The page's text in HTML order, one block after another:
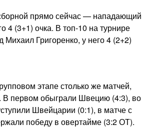
прямо сейчас — нападающий
4 (3+1) очка. В топ-10 на турнире
Григоренко, у него 4 (2+2)
этапе столько же матчей,
В первом обыграли Швецию (4:3), во
Швейцарии (0:1), в матче с
победу в овертайме (3:2 ОТ).